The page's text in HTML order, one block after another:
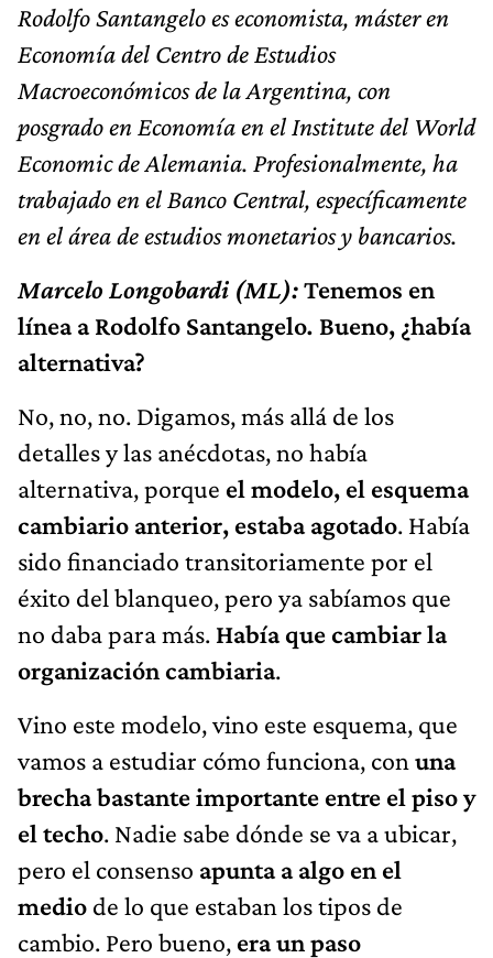
Rodolfo Santangelo es economista, máster en
Economía del Centro de Estudios
Macroeconómicos de la Argentina, con
posgrado en Economía en el Institute del World
Economic de Alemania. Profesionalmente, ha
trabajado en el Banco Central, específicamente
en el área de estudios monetarios y bancarios.
Marcelo Longobardi (ML):Tenemos en
línea a Rodolfo Santangelo. Bueno, ¿había
alternativa?
No, no, no. Digamos, más allá de los
detalles y las anécdotas, no había
alternativa, porque el modelo, el esquema
cambiario anterior, estaba agotado. Había
sido financiado transitoriamente por el
éxito del blanqueo, pero ya sabíamos que
no daba para más. Había que cambiar la
organización cambiaria.
Vino este modelo, vino este esquema, que
vamos a estudiar cómo funciona, con una
brecha bastante importante entre el piso y
el techo. Nadie sabe dónde se va a ubicar,
pero el consenso apunta a algo en el
medio de lo que estaban los tipos de
cambio. Pero bueno, era un paso